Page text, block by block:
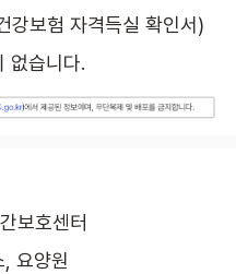
강보험 자격득실 확인서)
없습니다.
보호센터
요양원